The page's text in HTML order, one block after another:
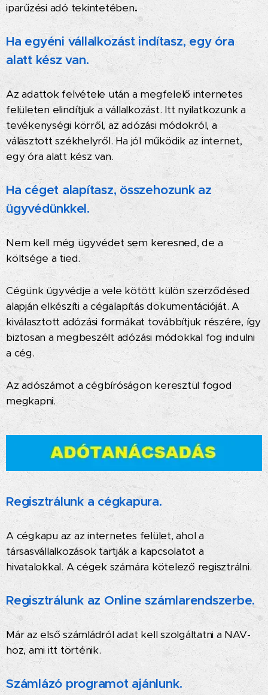
iparűzési adó tekintetében.
Ha egyéni vállalkozást indítasz, egy óra
alatt kész van.
Az adattok felvétele után a megfelelő internetes
felületen elindítjuk a vállalkozást. Ittnyilatkozunk a
tevékenységi körről, az adózási módokról, a
választott székhelyről. Ha jól működik az internet,
egy óra alatt kész van.
Ha céget alapítasz, összehozunk az
ügyvédünkkel.
Nem kell még ügyvédet sem keresned, de a
költsége a tied.
Cégünk ügyvédje a vele kötött külön szerződésed
alapján elkészíti a cégalapítás dokumentációját. A
kiválasztott adózási formákat továbbítjuk részére, így
biztosan a megbeszélt adózási módokkal fog indulni
a cég.
Az adószámot a cégbíróságon keresztül fogod
megkapni.
Regisztrálunk a cégkapura.
A cégkapu az az internetes felület, ahol a
társasvállalkozások tartják a kapcsolatot a
hivatalokkal. A cégek számára kötelező regisztrálni.
Regisztrálunk az Online számlarendszerbe.
Már az első számládról adat kell szolgáltatni a NAV-
hoz, ami itt történik.
Számlázó programot ajánlunk.